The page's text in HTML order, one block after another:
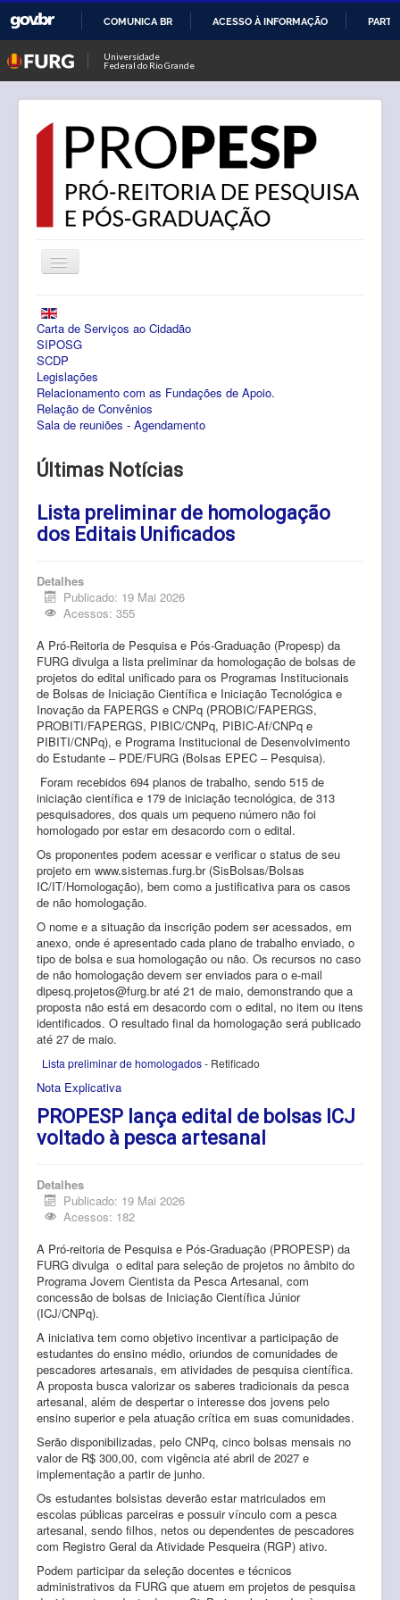
O
CONTEÚDO
COMUNICA BR ACESSO À INFORMAÇÃO
Universidade
Federal do Rio Grande
Alternar
Navegação
Notícias
PROPESP
Pesquisa
Pós-Graduação
Internacionalização.
Editais
Eventos
Contato
Carta de Serviços ao Cidadão
SIPOSG
SCDP
Legislações
Relacionamento com as Fundações de Apoio.
Relação de Convênios
Sala de reuniões - Agendamento
Últimas Notícias
Lista preliminar de homologação
dos Editais Unificados
Detalhes
Publicado: 19 Mai 2026
Acessos: 355
A Pró-Reitoria de Pesquisa e Pós-Graduação (Propesp) da
FURG divulga a lista preliminar da homologação de bolsas de
projetos do edital unificado para os Programas Institucionais
de Bolsas de Iniciação Científica e Iniciação Tecnológica e
Inovação da FAPERGS e CNPq (PROBIC/FAPERGS,
PROBITI/FAPERGS, PIBIC/CNPq, PIBIC-Af/CNPq e
PIBITI/CNPq), e Programa Institucional de Desenvolvimento
do Estudante – PDE/FURG (Bolsas EPEC – Pesquisa).
Foram recebidos 694 planos de trabalho, sendo 515 de
iniciação científica e 179 de iniciação tecnológica, de 313
pesquisadores, dos quais um pequeno número não foi
homologado por estar em desacordo com o edital.
Os proponentes podem acessar e verificar o status de seu
projeto em www.sistemas.furg.br (SisBolsas/Bolsas
IC/IT/Homologação), bem como a justificativa para os casos
de não homologação.
O nome e a situação da inscrição podem ser acessados, em
anexo, onde é apresentado cada plano de trabalho enviado, o
tipo de bolsa e sua homologação ou não. Os recursos no caso
de não homologação devem ser enviados para o e-mail
dipesq.projetos@furg.braté 21 de maio, demonstrando que a
proposta não está em desacordo com o edital, no item ou itens
identificados. O resultado final da homologação será publicado
até 27 de maio.
Lista preliminar de homologados- Retificado
Nota Explicativa
PROPESP lança edital de bolsas ICJ
voltado à pesca artesanal
Detalhes
Publicado: 19 Mai 2026
Acessos: 182
A Pró-reitoria de Pesquisa e Pós-Graduação (PROPESP) da
FURG divulga o edital para seleção de projetos no âmbito do
Programa Jovem Cientista da Pesca Artesanal, com
concessão de bolsas de Iniciação Científica Júnior
(ICJ/CNPq).
A iniciativa tem como objetivo incentivar a participação de
estudantes do ensino médio, oriundos de comunidades de
pescadores artesanais, em atividades de pesquisa científica.
A proposta busca valorizar os saberes tradicionais da pesca
artesanal, além de despertar o interesse dos jovens pelo
ensino superior e pela atuação crítica em suas comunidades.
Serão disponibilizadas, pelo CNPq, cinco bolsas mensais no
valor de R$ 300,00, com vigência até abril de 2027 e
implementação a partir de junho.
Os estudantes bolsistas deverão estar matriculados em
escolas públicas parceiras e possuir vínculo com a pesca
artesanal, sendo filhos, netos ou dependentes de pescadores
com Registro Geral da Atividade Pesqueira (RGP) ativo.
Podem participar da seleção docentes e técnicos
administrativos da FURG que atuem em projetos de pesquisa